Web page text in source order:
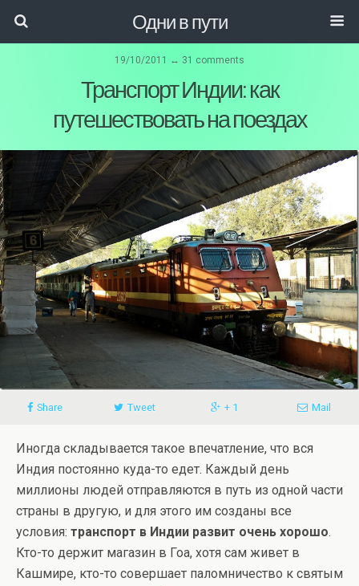
Одни в пути
19/10/2011 ↔ 31 comments
Транспорт Индии: как
путешествовать на поездах
Share Tweet + 1 Mail
Иногда складывается такое впечатление, что вся
Индия постоянно куда-то едет. Каждый день
миллионы людей отправляются в путь из одной части
страны в другую, и для этого им созданы все
условия: транспорт в Индии развит очень хорошо.
Кто-то держит магазин в Гоа, хотя сам живет в
Кашмире, кто-то совершает паломничество к святым